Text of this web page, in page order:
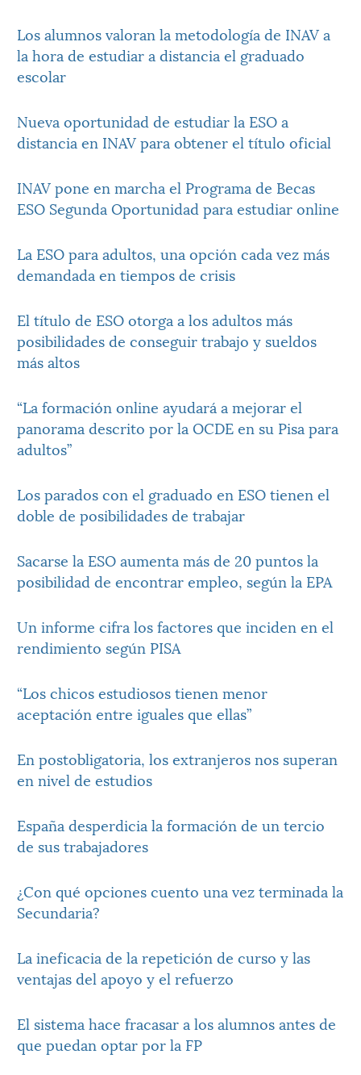
Los alumnos valoran la metodología de INAV a
la hora de estudiar a distancia el graduado
escolar
Nueva oportunidad de estudiar la ESO a
distancia en INAV para obtener el título oficial
INAV pone en marcha el Programa de Becas
ESO Segunda Oportunidad para estudiar online
La ESO para adultos, una opción cada vez más
demandada en tiempos de crisis
El título de ESO otorga a los adultos más
posibilidades de conseguir trabajo y sueldos
más altos
“La formación online ayudará a mejorar el
panorama descrito por la OCDE en su Pisa para
adultos”
Los parados con el graduado en ESO tienen el
doble de posibilidades de trabajar
Sacarse la ESO aumenta más de 20 puntos la
posibilidad de encontrar empleo, según la EPA
Un informe cifra los factores que inciden en el
rendimiento según PISA
“Los chicos estudiosos tienen menor
aceptación entre iguales que ellas”
En postobligatoria, los extranjeros nos superan
en nivel de estudios
España desperdicia la formación de un tercio
de sus trabajadores
¿Con qué opciones cuento una vez terminada la
Secundaria?
La ineficacia de la repetición de curso y las
ventajas del apoyo y el refuerzo
El sistema hace fracasar a los alumnos antes de
que puedan optar por la FP